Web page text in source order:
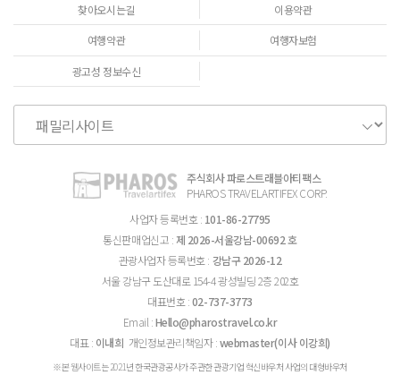
찾아오시는길 이용약관
여행약관 여행자보험
광고성 정보수신
주식회사 파로스트래블아티팩스
PHAROS TRAVELARTIFEX CORP.
사업자 등록번호 : 101-86-27795
통신판매업신고 : 제 2026-서울강남-00692 호
관광사업자 등록번호 : 강남구 2026-12
서울 강남구 도산대로 154-4 광성빌딩 2층 202호
대표번호 :02-737-3773
Email :Hello@pharostravel.co.kr
대표 : 이내희 개인정보관리책임자 :webmaster(이사 이강희)
※본 웹사이트는 2021년 한국관광공사가 주관한 관광기업 혁신바우처 사업의 대형바우처